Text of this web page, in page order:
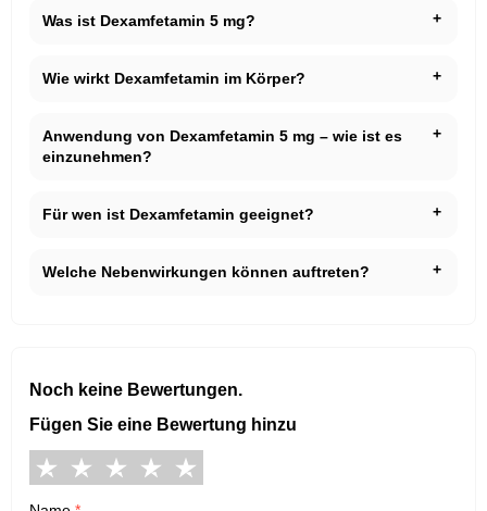
Was ist Dexamfetamin 5 mg?
Wie wirkt Dexamfetamin im Körper?
Anwendung von Dexamfetamin 5 mg – wie ist es
einzunehmen?
Für wen ist Dexamfetamin geeignet?
Welche Nebenwirkungen können auftreten?
Noch keine Bewertungen.
Fügen Sie eine Bewertung hinzu